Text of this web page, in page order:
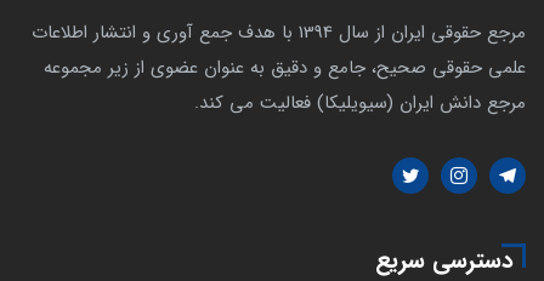
مرجع حقوقی ایران از سال 1394 با هدف جمع آوری و انتشار اطلاعات
علمی حقوقی صحیح، جامع و دقیق به عنوان عضوی از زیر مجموعه
مرجع دانش ایران (سیویلیکا) فعالیت می کند.
دسترسی سریع